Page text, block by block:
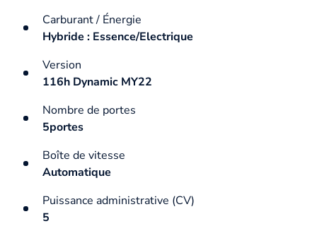
Carburant / Énergie
Hybride : Essence/Electrique
Version
116h Dynamic MY22
Nombre de portes
5portes
Boîte de vitesse
Automatique
Puissance administrative (CV)
5